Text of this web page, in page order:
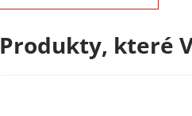
Produkty, které